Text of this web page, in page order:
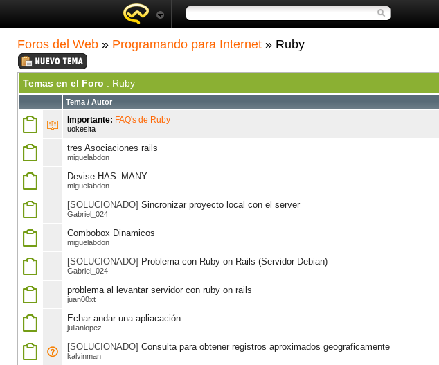
Foros del Web » Programando para Internet » Ruby
Temas en el Foro : Ruby
Tema / Autor
Importante: FAQ's de Ruby
uokesita
tres Asociaciones rails
miguelabdon
Devise HAS_MANY
miguelabdon
[SOLUCIONADO] Sincronizar proyecto local con el server
Gabriel_024
Combobox Dinamicos
miguelabdon
[SOLUCIONADO] Problema con Ruby on Rails (Servidor Debian)
Gabriel_024
problema al levantar servidor con ruby on rails
juan00xt
Echar andar una apliacación
julianlopez
[SOLUCIONADO] Consulta para obtener registros aproximados geograficamente
kalvinman